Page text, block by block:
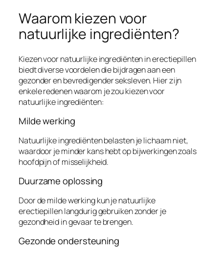
Waarom kiezen voor
natuurlijke ingrediënten?
Kiezen voor natuurlijke ingrediënten in erectiepillen
biedt diverse voordelen die bijdragen aan een
gezonder en bevredigender seksleven. Hier zijn
enkele redenen waarom je zou kiezen voor
natuurlijke ingrediënten:
Milde werking
Natuurlijke ingrediënten belasten je lichaam niet,
waardoor je minder kans hebt op bijwerkingen zoals
hoofdpijn of misselijkheid.
Duurzame oplossing
Door de milde werking kun je natuurlijke
erectiepillen langdurig gebruiken zonder je
gezondheid in gevaar te brengen.
Gezonde ondersteuning